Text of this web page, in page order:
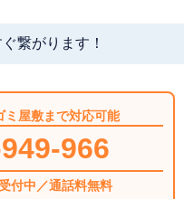
繋がります！
ミ屋敷まで対応可能
966
付中／通話料無料